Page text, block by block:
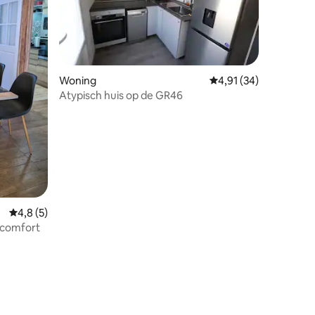
Gemiddelde beoordeling van 4,8 op 5, 5 recensies
4,8 (5)
Woning Gemiddelde
4,91 (34)
Atypisch huis op de GR46